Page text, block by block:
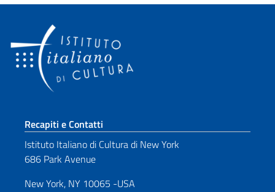
Sezione footer
Recapiti e Contatti
Istituto Italiano di Cultura di New York
686 Park Avenue
New York, NY 10065 -USA